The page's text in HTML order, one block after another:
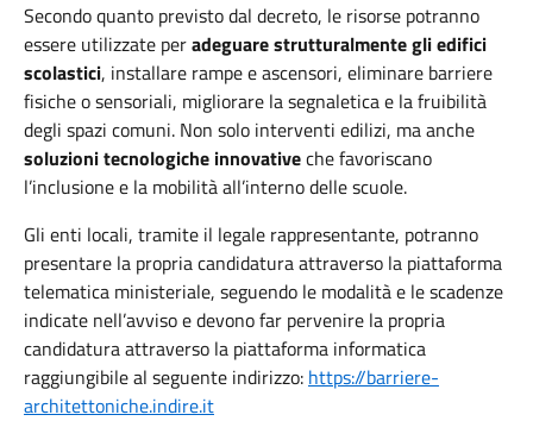
Secondo quanto previsto dal decreto, le risorse potranno
essere utilizzate peradeguare strutturalmente gli edifici
scolastici, installare rampe e ascensori, eliminare barriere
fisiche o sensoriali, migliorare la segnaletica e la fruibilità
degli spazi comuni. Non solo interventi edilizi, ma anche
soluzioni tecnologiche innovativeche favoriscano
l’inclusione e la mobilità all’interno delle scuole.
Gli enti locali, tramite il legale rappresentante, potranno
presentare la propria candidatura attraverso la piattaforma
telematica ministeriale, seguendo le modalità e le scadenze
indicate nell’avviso e devono far pervenire la propria
candidatura attraverso la piattaforma informatica
raggiungibile al seguente indirizzo: https://barriere-
architettoniche.indire.it